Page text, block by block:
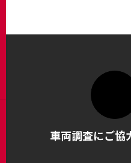
車両調査にご協